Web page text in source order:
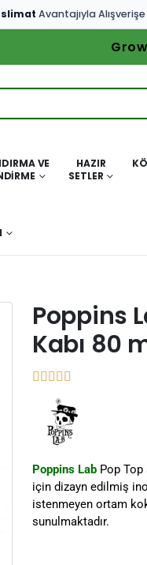
Avantajıyla
VE
HAZIR
SETLER
Poppins
Kabı 80
Poppins Lab Pop Top
için dizayn edilmiş
istenmeyen ortam
sunulmaktadır.